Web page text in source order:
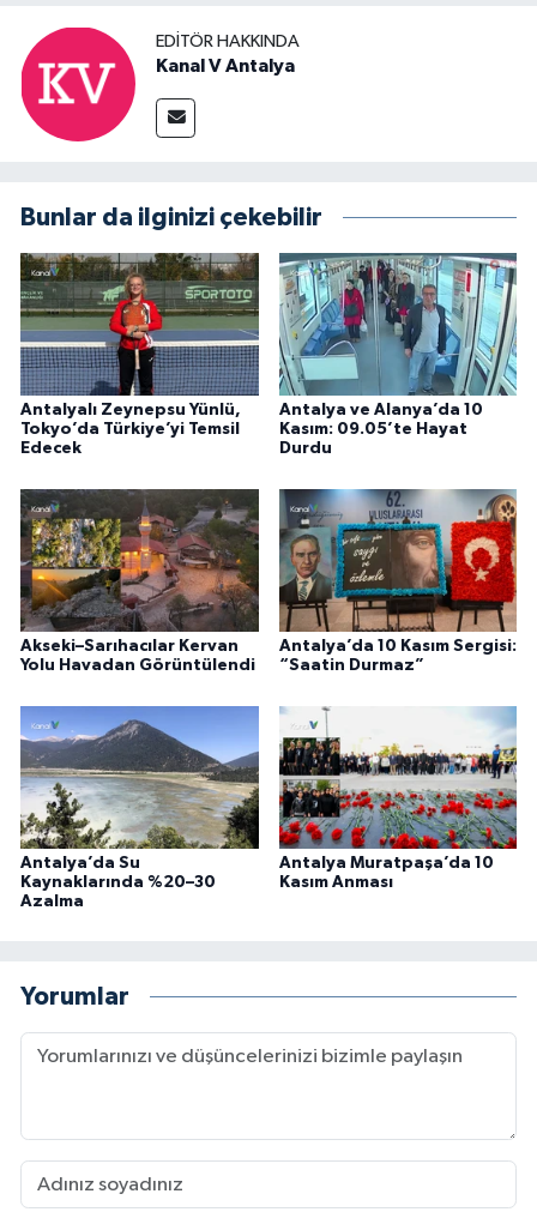
EDITÖR HAKKINDA
Kanal V Antalya
Bunlar da ilginizi çekebilir
Antalyalı Zeynepsu Yünlü,
Tokyo’da Türkiye’yi Temsil
Edecek
Antalya ve Alanya’da 10
Kasım: 09.05’te Hayat
Durdu
Akseki–Sarıhacılar Kervan
Yolu Havadan Görüntülendi
Antalya’da 10 Kasım Sergisi:
“Saatin Durmaz”
Antalya’da Su
Kaynaklarında %20–30
Azalma
Antalya Muratpaşa’da 10
Kasım Anması
Yorumlar